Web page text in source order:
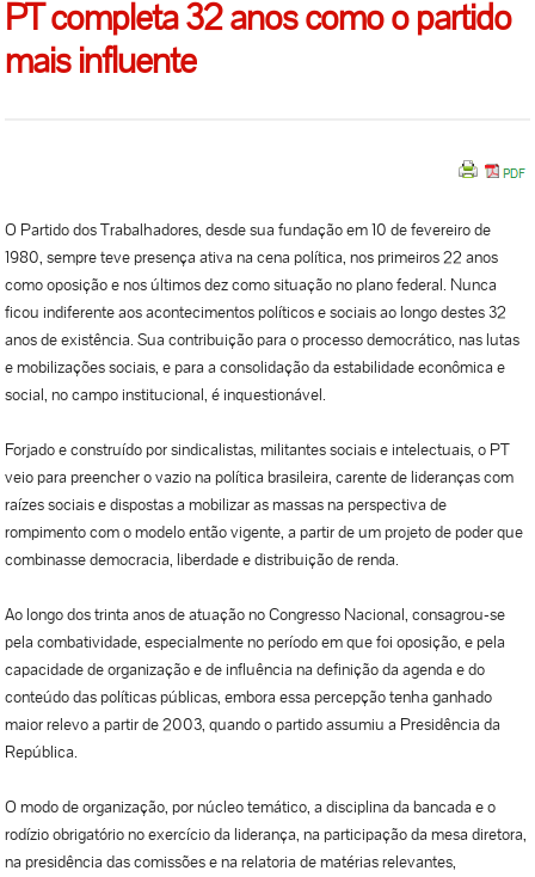
PT completa 32 anos como o partido
mais influente
O Partido dos Trabalhadores, desde sua fundação em 10 de fevereiro de
1980, sempre teve presença ativa na cena política, nos primeiros 22 anos
como oposição e nos últimos dez como situação no plano federal. Nunca
ficou indiferente aos acontecimentos políticos e sociais ao longo destes 32
anos de existência. Sua contribuição para o processo democrático, nas lutas
e mobilizações sociais, e para a consolidação da estabilidade econômica e
social, no campo institucional, é inquestionável.
Forjado e construído por sindicalistas, militantes sociais e intelectuais, o PT
veio para preencher o vazio na política brasileira, carente de lideranças com
raízes sociais e dispostas a mobilizar as massas na perspectiva de
rompimento com o modelo então vigente, a partir de um projeto de poder que
combinasse democracia, liberdade e distribuição de renda.
Ao longo dos trinta anos de atuação no Congresso Nacional, consagrou-se
pela combatividade, especialmente no período em que foi oposição, e pela
capacidade de organização e de influência na definição da agenda e do
conteúdo das políticas públicas, embora essa percepção tenha ganhado
maior relevo a partir de 2003, quando o partido assumiu a Presidência da
República.
O modo de organização, por núcleo temático, a disciplina da bancada e o
rodízio obrigatório no exercício da liderança, na participação da mesa diretora,
na presidência das comissões e na relatoria de matérias relevantes,